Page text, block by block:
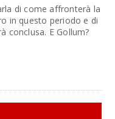
di come affronterà la
in questo periodo e di
conclusa. E Gollum?